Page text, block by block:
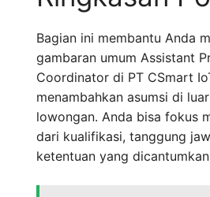
Bagian ini membantu Anda
gambaran umum Assistant
Coordinator di PT CSmart
menambahkan asumsi di
lowongan. Anda bisa fokus
dari kualifikasi, tanggung
ketentuan yang